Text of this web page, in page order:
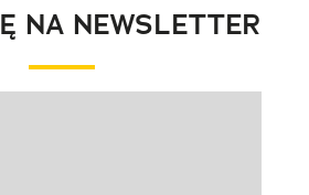
NA NEWSLETTER